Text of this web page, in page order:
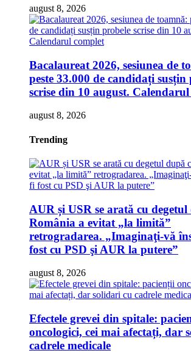
august 8, 2026
Bacalaureat 2026, sesiunea de
peste 33.000 de candidați susțin
scrise din 10 august.
august 8, 2026
Trending
AUR și USR se arată cu degetul
România a evitat „la limită”
retrogradarea. „Imaginaţi-vă
fost cu PSD şi AUR la putere”
august 8, 2026
Efectele grevei din spitale:
oncologici, cei mai afectați, dar
cadrele medicale